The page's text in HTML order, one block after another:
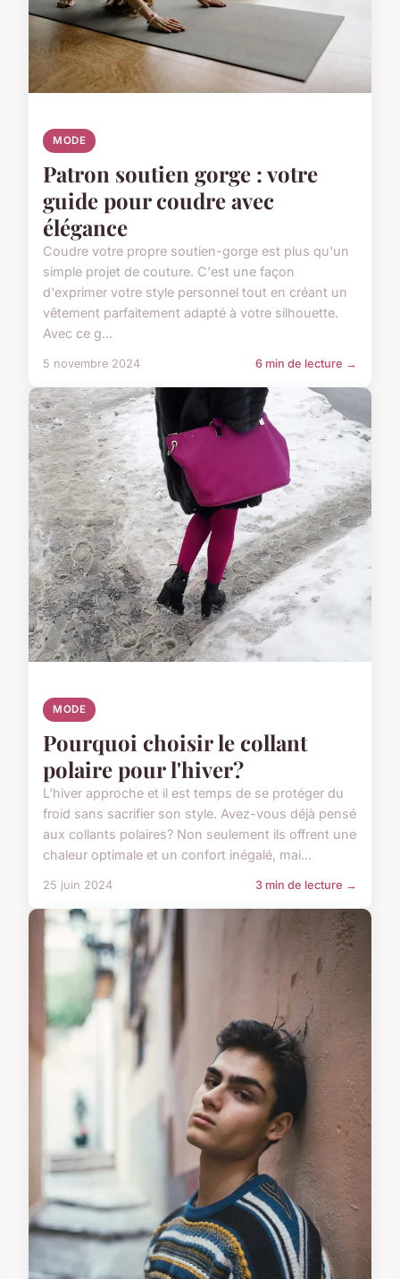
MODE
Patron soutien gorge : votre
guide pour coudre avec
élégance
Coudre votre propre soutien-gorge est plus qu'un
simple projet de couture. C'est une façon
d'exprimer votre style personnel tout en créant un
vêtement parfaitement adapté à votre silhouette.
Avec ce g...
5 novembre 2024 6 min de lecture →
MODE
Pourquoi choisir le collant
polaire pour l'hiver?
L'hiver approche et il est temps de se protéger du
froid sans sacrifier son style. Avez-vous déjà pensé
aux collants polaires? Non seulement ils offrent une
chaleur optimale et un confort inégalé, mai...
25 juin 2024 3 min de lecture →